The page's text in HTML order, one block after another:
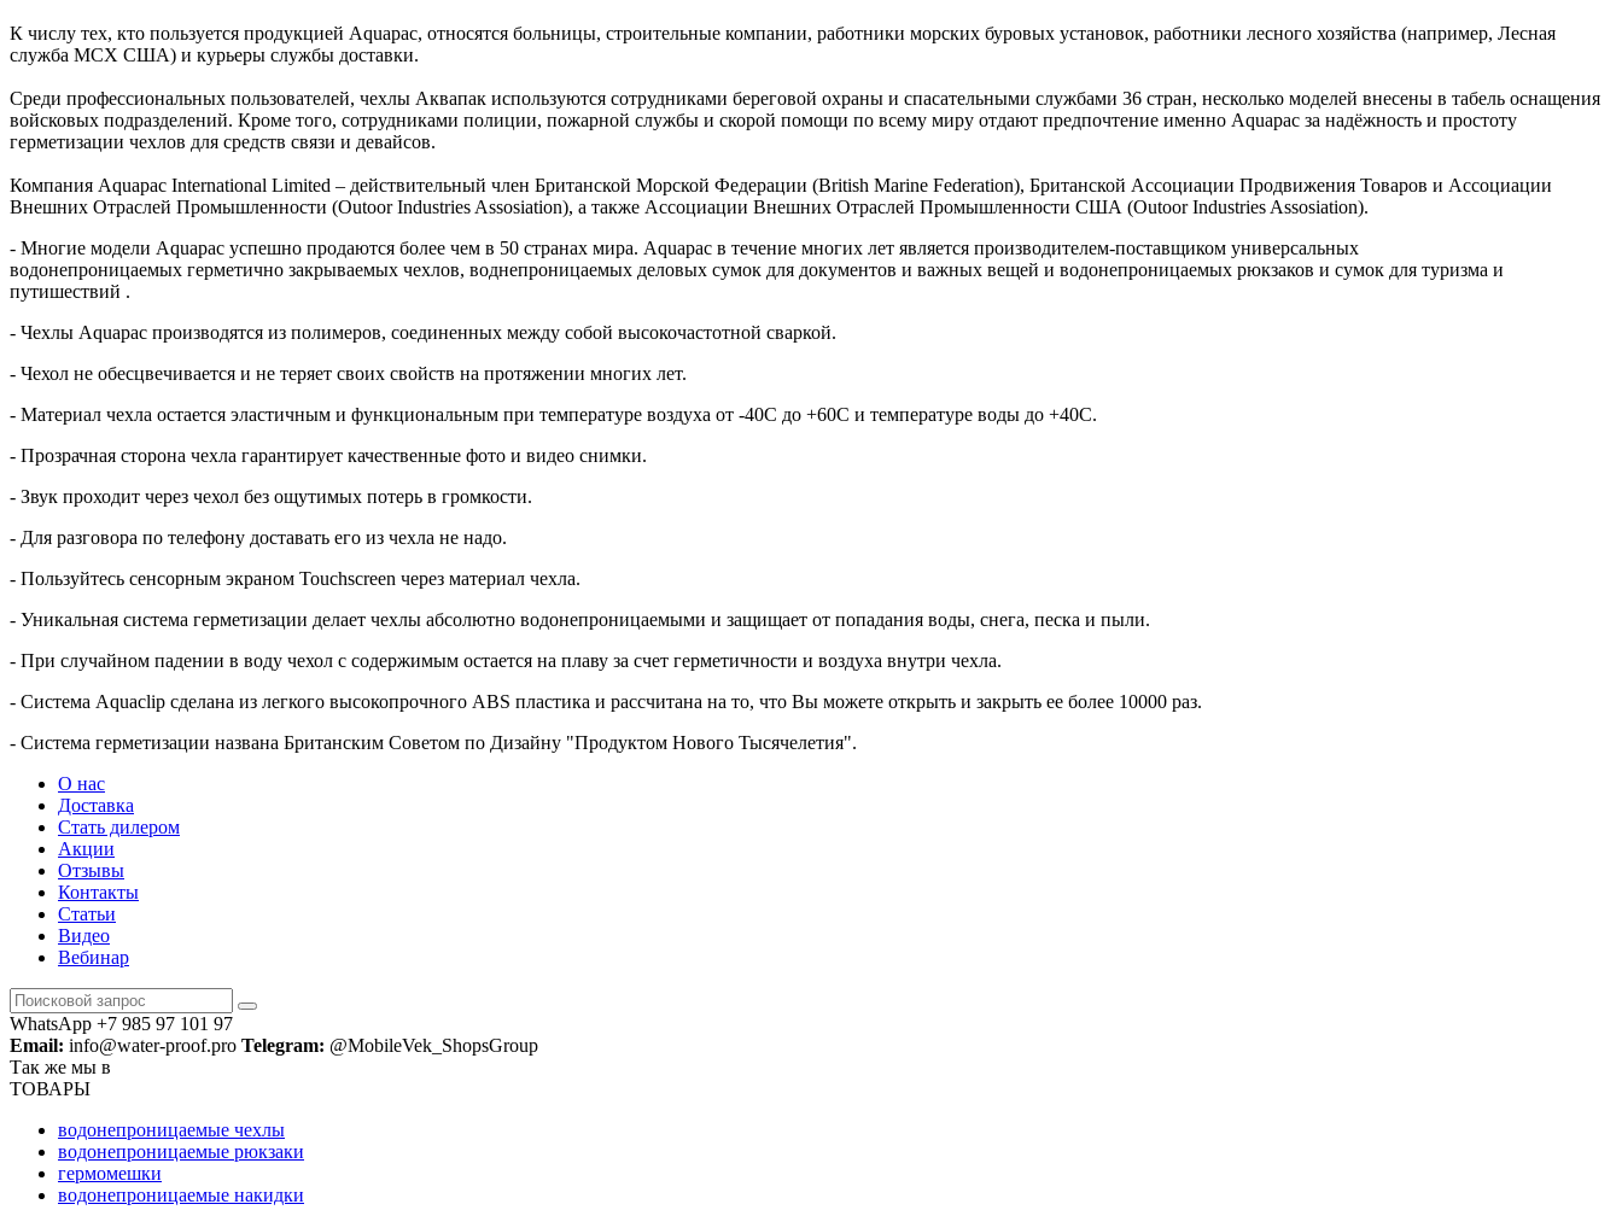
К числу тех, кто пользуется продукцией Aquapac, относятся больницы, строительные компании, работники морских буровых установок, работники лесного хозяйства (например, Лесная
служба МСХ США) и курьеры службы доставки.
Среди профессиональных пользователей, чехлы Аквапак используются сотрудниками береговой охраны и спасательными службами 36 стран, несколько моделей внесены в табель оснащения
войсковых подразделений. Кроме того, сотрудниками полиции, пожарной службы и скорой помощи по всему миру отдают предпочтение именно Aquapac за надёжность и простоту
герметизации чехлов для средств связи и девайсов.
Компания Aquapac International Limited – действительный член Британской Морской Федерации (British Marine Federation), Британской Ассоциации Продвижения Товаров и Ассоциации
Внешних Отраслей Промышленности (Outoor Industries Assosiation), а также Ассоциации Внешних Отраслей Промышленности США (Outoor Industries Assosiation).
- Многие модели Aquapac успешно продаются более чем в 50 странах мира. Aquapac в течение многих лет является производителем-поставщиком универсальных
водонепроницаемых герметично закрываемых чехлов, воднепроницаемых деловых сумок для документов и важных вещей и водонепроницаемых рюкзаков и сумок для туризма и
путишествий .
- Чехлы Aquapac производятся из полимеров, соединенных между собой высокочастотной сваркой.
- Чехол не обесцвечивается и не теряет своих свойств на протяжении многих лет.
- Материал чехла остается эластичным и функциональным при температуре воздуха от -40C до +60C и температуре воды до +40C.
- Прозрачная сторона чехла гарантирует качественные фото и видео снимки.
- Звук проходит через чехол без ощутимых потерь в громкости.
- Для разговора по телефону доставать его из чехла не надо.
- Пользуйтесь сенсорным экраном Touchscreen через материал чехла.
- Уникальная система герметизации делает чехлы абсолютно водонепроницаемыми и защищает от попадания воды, снега, песка и пыли.
- При случайном падении в воду чехол с содержимым остается на плаву за счет герметичности и воздуха внутри чехла.
- Система Aquaclip сделана из легкого высокопрочного ABS пластика и рассчитана на то, что Вы можете открыть и закрыть ее более 10000 раз.
- Система герметизации названа Британским Советом по Дизайну "Продуктом Нового Тысячелетия".
О нас
Доставка
Стать дилером
Акции
Отзывы
Контакты
Статьи
Видео
Вебинар
WhatsApp +7 985 97 101 97
Email: info@water-proof.pro Telegram: @MobileVek_ShopsGroup
Так же мы в
ТОВАРЫ
водонепроницаемые чехлы
водонепроницаемые рюкзаки
гермомешки
водонепроницаемые накидки